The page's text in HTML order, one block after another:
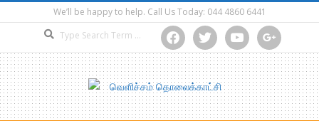
to
We’ll be happy to help. Call Us Today: 044 4860 6441
facebooktwitter youtube google